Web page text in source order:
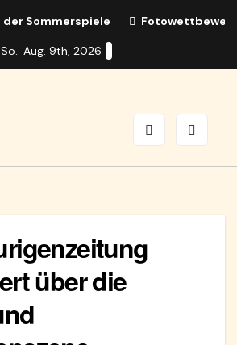
der Sommerspiele
So.. Aug. 9th, 2026
über die